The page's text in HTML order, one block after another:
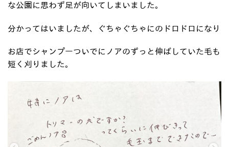
な公園に思わず足が向いてしまいました。
分かってはいましたが、ぐちゃぐちゃにのドロドロになり
お店でシャンプーついでにノアのずっと伸ばしていた毛も
短く刈りました。